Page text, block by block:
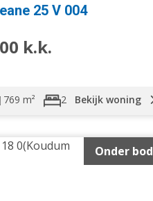
25 V 004
k.k.
769 m² 2 Bekijk woning
Onder bod